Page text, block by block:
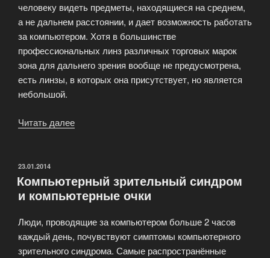
человеку видеть предметы, находящиеся на среднем,
а не дальнем расстоянии, и дает возможность работать
за компьютером. Хотя в большинстве
профессиональных линз различных торговых марок
зона для дальнего зрения вообще не предусмотрена,
есть линзы, в которых она присутствует, но является
небольшой.
Читать далее
ОПУБЛИКОВАНО
23.01.2014
Компьютерный зрительный синдром
и компьютерные очки
Люди, проводящие за компьютером больше 2 часов
каждый день, почувствуют симптомы компьютерного
зрительного синдрома. Самые распространённые